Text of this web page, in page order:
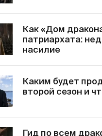
Как «Дом
патриархата:
насилие
Каким будет
второй сезон и
Гид по всем